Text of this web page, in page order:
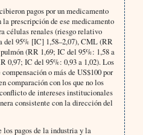
pagos por un medicamento
la prescripción de ese medicamento
células renales (riesgo relativo
del 95% [IC] 1,58–2,07), CML (RR
(RR 1,69; IC del 95%: 1,58 a
0,97; IC del 95%: 0,93 a 1,02). Los
o más de US$100 por
comparación con los que no los
de intereses institucionales
consistente con la dirección del
pagos de la industria y la